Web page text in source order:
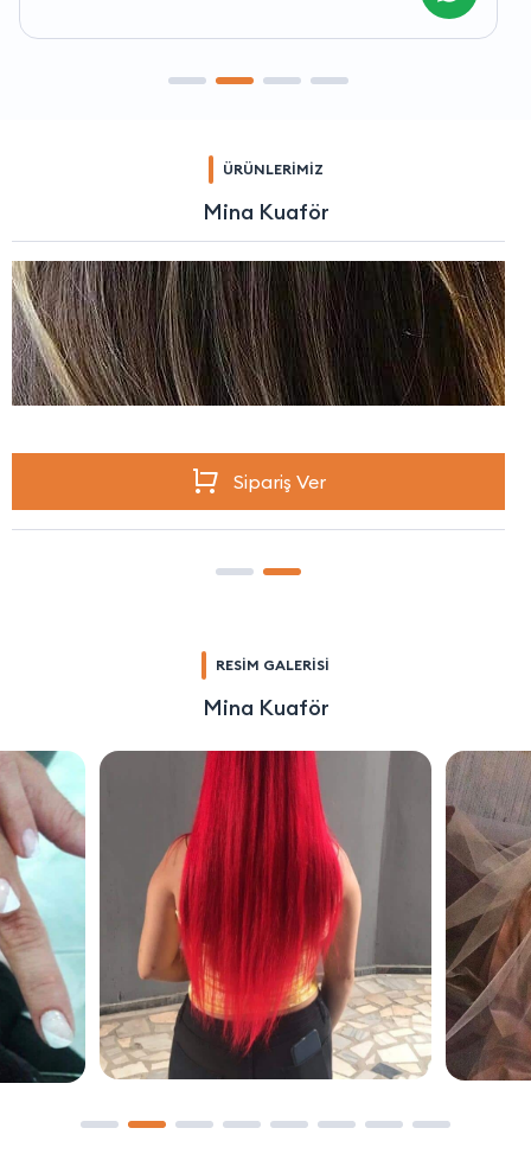
ÜRÜNLERİMİZ
Mina Kuaför
Sipariş Ver
RESİM GALERİSİ
Mina Kuaför